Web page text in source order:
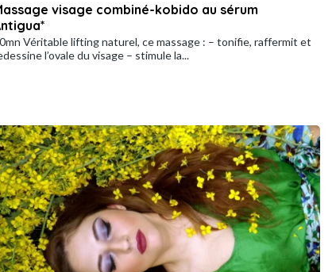
visage combiné-kobido au sérum
Véritable lifting naturel, ce massage : – tonifie, raffermit et
l’ovale du visage – stimule la...